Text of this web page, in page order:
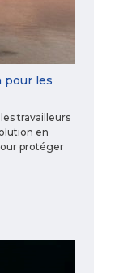
pour les
travailleurs
en
protéger